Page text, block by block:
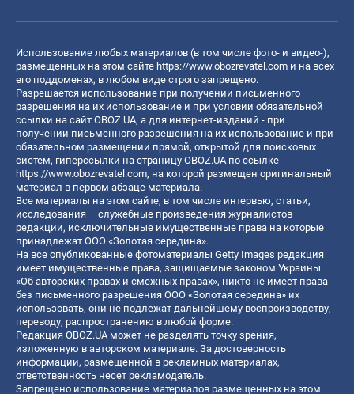
Использование любых материалов (в том числе фото- и видео-),
размещенных на этом сайте https://www.obozrevatel.com и на всех
его поддоменах, в любом виде строго запрещено.
Разрешается использование при получении письменного
разрешения на их использование и при условии обязательной
ссылки на сайт OBOZ.UA, а для интернет-изданий - при
получении письменного разрешения на их использование и при
обязательном размещении прямой, открытой для поисковых
систем, гиперссылки на страницу OBOZ.UA по ссылке
https://www.obozrevatel.com, на которой размещен оригинальный
материал в первом абзаце материала.
Все материалы на этом сайте, в том числе интервью, статьи,
исследования – служебные произведения журналистов
редакции, исключительные имущественные права на которые
принадлежат ООО «Золотая середина».
На все опубликованные фотоматериалы Getty Images редакция
имеет имущественные права, защищаемые законом Украины
«Об авторских правах и смежных правах», никто не имеет права
без письменного разрешения ООО «Золотая середина» их
использовать, они не подлежат дальнейшему воспроизводству,
переводу, распространению в любой форме.
Редакция OBOZ.UA может не разделять точку зрения,
изложенную в авторском материале. За достоверность
информации, размещенной в рекламных материалах,
ответственность несет рекламодатель.
Запрещено использование материалов размещенных на этом